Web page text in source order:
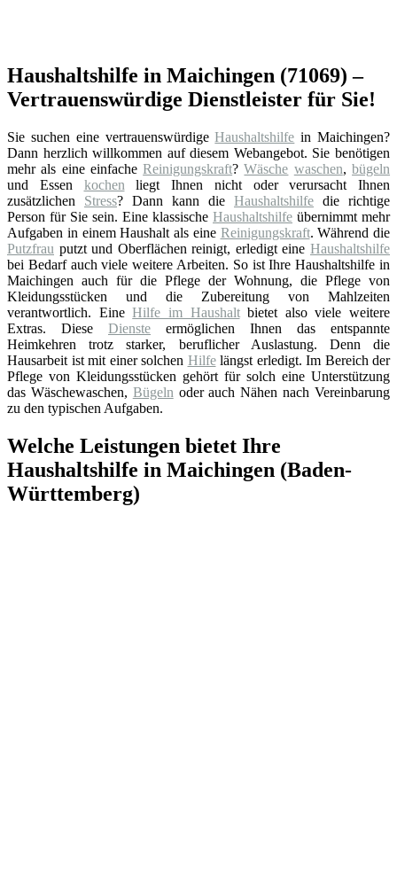
Haushaltshilfe in Maichingen (71069) –
Vertrauenswürdige Dienstleister für Sie!
Sie suchen eine vertrauenswürdigeHaushaltshilfe in Maichingen?
Dann herzlich willkommen auf diesem Webangebot. Sie benötigen
mehr als eine einfacheReinigungskraft?Wäsche waschen,bügeln
und Essen kochen liegt Ihnen nicht oder verursacht Ihnen
zusätzlichen Stress? Dann kann die Haushaltshilfe die richtige
Person für Sie sein. Eine klassische Haushaltshilfe übernimmt mehr
Aufgaben in einem Haushalt als eine Reinigungskraft. Während die
Putzfrau putzt und Oberflächen reinigt, erledigt eine Haushaltshilfe
bei Bedarf auch viele weitere Arbeiten. So ist Ihre Haushaltshilfe in
Maichingen auch für die Pflege der Wohnung, die Pflege von
Kleidungsstücken und die Zubereitung von Mahlzeiten
verantwortlich. EineHilfe im Haushaltbietet also viele weitere
Extras. Diese Dienste ermöglichen Ihnen das entspannte
Heimkehren trotz starker, beruflicher Auslastung. Denn die
Hausarbeit ist mit einer solchen Hilfelängst erledigt. Im Bereich der
Pflege von Kleidungsstücken gehört für solch eine Unterstützung
das Wäschewaschen, Bügeln oder auch Nähen nach Vereinbarung
zu den typischen Aufgaben.
Welche Leistungen bietet Ihre
Haushaltshilfe in Maichingen (Baden-
Württemberg)